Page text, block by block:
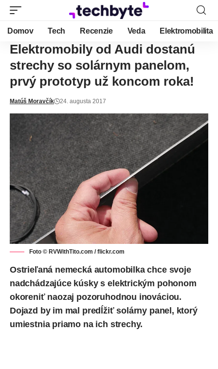
Domov Tech Recenzie Veda Elektromobilita
Elektromobily od Audi dostanú
strechy so solárnym panelom,
prvý prototyp už koncom roka!
Matúš Moravčík 24. augusta 2017
Foto © RVWithTito.com / flickr.com
Ostrieľaná nemecká automobilka chce svoje
nadchádzajúce kúsky s elektrickým pohonom
okoreniť naozaj pozoruhodnou inováciou.
Dojazd by im mal predĺžiť solárny panel, ktorý
umiestnia priamo na ich strechy.